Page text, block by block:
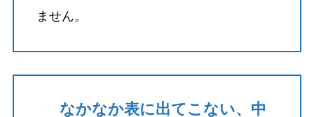
ません。
なかなか表に出てこない、中